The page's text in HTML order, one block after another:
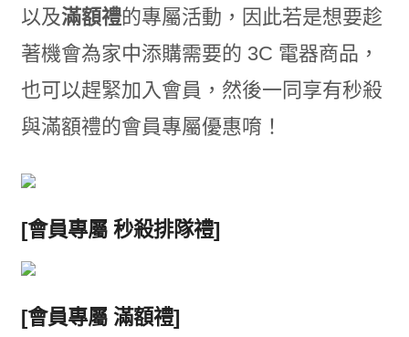
以及滿額禮的專屬活動，因此若是想要趁
著機會為家中添購需要的 3C 電器商品，
也可以趕緊加入會員，然後一同享有秒殺
與滿額禮的會員專屬優惠唷！
[會員專屬 秒殺排隊禮]
[會員專屬 滿額禮]